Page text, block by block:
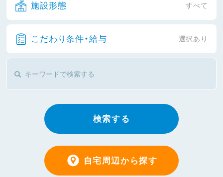
施設形態 すべて
こだわり条件・給与 選択あり
検索する
自宅周辺から探す